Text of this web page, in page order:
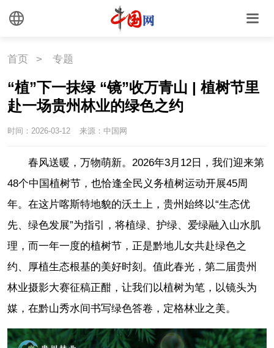
首页 > 专题
“植”下一抹绿 “镜”收万青山 | 植树节里
赴一场贵州林业的绿色之约
时间：2026-03-12 来源：中国网
春风送暖，万物萌新。2026年3月12日，我们迎来第
48个中国植树节，也恰逢全民义务植树运动开展45周
年。在这片喀斯特地貌的沃土上，贵州始终以“生态优
先、绿色发展”为指引，将植绿、护绿、爱绿融入山水肌
理，而一年一度的植树节，正是黔地儿女共赴绿色之
约、厚植生态根基的美好时刻。值此春光，第二届贵州
林业摄影大赛征稿正酣，让我们以植树为笔，以镜头为
媒，在黔山秀水间书写绿色答卷，定格林业之美。